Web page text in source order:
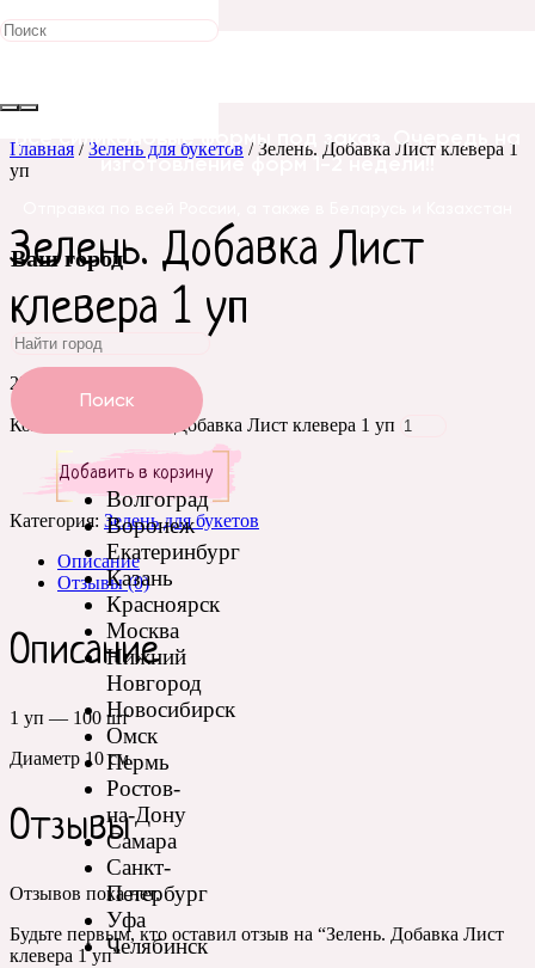
Все силиконовые формы под заказ. Очередь на
изготовление форм 1-2 недели!!
Ваш город
Поиск
Волгоград
Воронеж
Екатеринбург
Казань
Красноярск
Москва
Нижний
Новгород
Новосибирск
Омск
Пермь
Ростов-
на-Дону
Самара
Санкт-
Петербург
Уфа
Челябинск
Главная / Зелень для букетов / Зелень. Добавка Лист клевера 1
уп
Зелень. Добавка Лист
клевера 1 уп
220
Количество Зелень. Добавка Лист клевера 1 уп
Добавить в корзину
Категория: Зелень для букетов
Описание
Отзывы (0)
Описание
1 уп — 100 шт
Диаметр 10 см
Отзывы
Отзывов пока нет.
Будьте первым, кто оставил отзыв на “Зелень. Добавка Лист
клевера 1 уп”